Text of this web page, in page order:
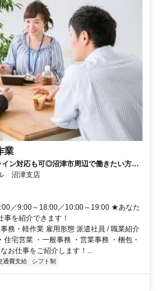
業
ン対応も可◎沼津市周辺で働きたい方、
沼津支店
／9:00～18:00／10:00～19:00 ★あなた
を紹介できます！
務・軽作業 雇用形態 派遣社員 / 職業紹介
住宅営業 ・一般事務 ・営業事務 ・梱包・
お仕事をご紹介します！...
通費支給 シフト制